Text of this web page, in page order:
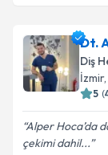
Dt.
Diş
İzmir
5 (
Alper Hoca’da
çekimi dahil...